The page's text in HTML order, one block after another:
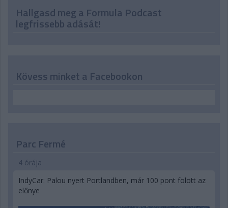
Hallgasd meg a Formula Podcast
legfrissebb adását!
Kövess minket a Facebookon
Parc Fermé
4 órája
IndyCar: Palou nyert Portlandben, már 100 pont fölött az
előnye